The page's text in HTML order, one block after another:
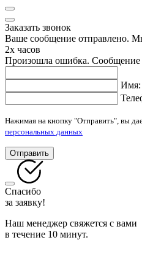
Заказать звонок
Ваше сообщение отправлено.
2х часов
Произошла ошибка. Сообщение
Имя:
Нажимая на кнопку "Отправить", вы
персональных данных
Отправить
Спасибо
за заявку!
Наш менеджер свяжется с вами
в течение 10 минут.